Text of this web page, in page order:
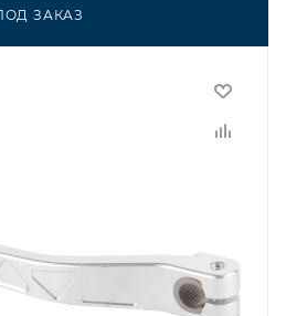
ЗАКАЗ